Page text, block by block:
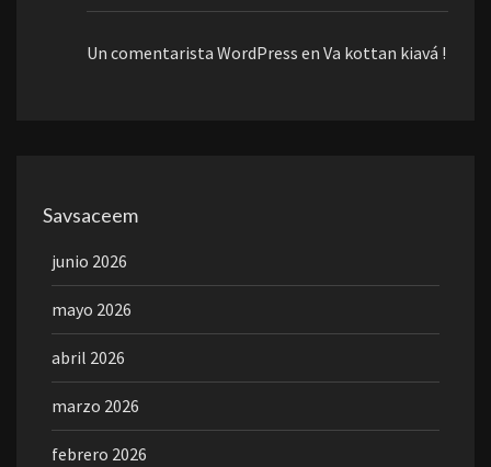
Un comentarista WordPress en Va kottan kiavá !
Savsaceem
junio 2026
mayo 2026
abril 2026
marzo 2026
febrero 2026